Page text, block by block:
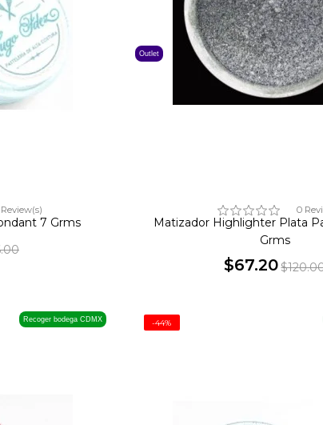
7 Grms
Outlet
0
Matizador Highlighter Plata
Grms
$67.20
Recoger bodega CDMX -44%